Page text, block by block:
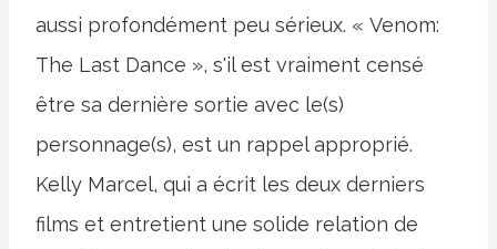
aussi profondément peu sérieux. « Venom:
The Last Dance », s'il est vraiment censé
être sa dernière sortie avec le(s)
personnage(s), est un rappel approprié.
Kelly Marcel, qui a écrit les deux derniers
films et entretient une solide relation de